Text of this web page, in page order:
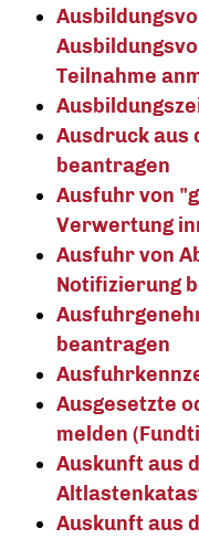
Teilnahme
Ausdruck aus
beantragen
Ausfuhr von
Verwertung
Ausfuhr von
Notifizierung
beantragen
Ausgesetzte
melden
Auskunft aus
Auskunft aus